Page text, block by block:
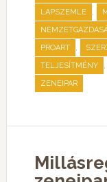
LAPSZEMLE ,
PROART ,
TELJESÍTMÉNY ,
ZENEIPAR